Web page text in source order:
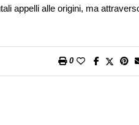
appelli alle origini, ma
0